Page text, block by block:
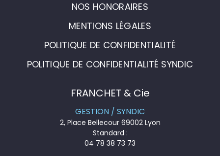
NOS HONORAIRES
MENTIONS LÉGALES
POLITIQUE DE CONFIDENTIALITÉ
POLITIQUE DE CONFIDENTIALITÉ SYNDIC
FRANCHET & Cie
GESTION / SYNDIC
2, Place Bellecour 69002 Lyon
Standard :
04 78 38 73 73